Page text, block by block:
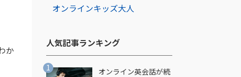
か
オンラインキッズ大人
人気記事ランキング​
オンライン英会話が続